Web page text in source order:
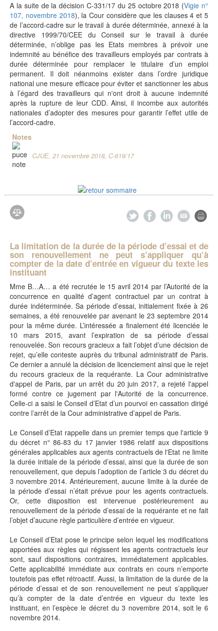
A la suite de la décision C-331/17 du 25 octobre 2018 (Vigie n°
107, novembre 2018), la Cour considère que les clauses 4 et 5
de l’accord-cadre sur le travail à durée déterminée, annexé à la
directive 1999/70/CEE du Conseil sur le travail à durée
déterminée, n’oblige pas les Etats membres à prévoir une
indemnité au bénéfice des travailleurs employés par contrats à
durée déterminée pour remplacer le titulaire d’un emploi
permanent. Il doit néanmoins exister dans l’ordre juridique
national une mesure efficace pour éviter et sanctionner les abus
à l’égard des travailleurs qui n'ont droit à aucune indemnité
après la rupture de leur CDD. Ainsi, il incombe aux autorités
nationales d’adopter des mesures pour garantir l’effet utile de
l’accord-cadre.
Notes
CJUE, 21 novembre 2018, C-619/17
La limitation de la durée de la période d’essai et de
son renouvellement ne peut s’appliquer qu’à
compter de la date d’entrée en vigueur du texte les
instituant
Mme B…A… a été recrutée le 15 avril 2014 par l’Autorité de la
concurrence en qualité d’agent contractuel par un contrat à
durée indéterminée. Sa période d’essai, initialement fixée à 26
semaines, a été renouvelée par avenant le 23 septembre 2014
pour la même durée. L’intéressée a finalement été licenciée le
10 mars 2015, avant l’expiration de sa période d’essai
renouvelée. Son recours gracieux a fait l’objet d’une décision de
rejet, qu’elle conteste auprès du tribunal administratif de Paris.
Ce dernier a annulé la décision de licenciement ainsi que le rejet
du recours gracieux de la requérante. La Cour administrative
d'appel de Paris, par un arrêt du 20 juin 2017, a rejeté l'appel
formé contre ce jugement par l'Autorité de la concurrence.
Celle-ci a saisi le Conseil d’Etat d’un pourvoi en cassation dirigé
contre l’arrêt de la Cour administrative d’appel de Paris.
Le Conseil d’Etat rappelle dans un premier temps que l'article 9
du décret n° 86-83 du 17 janvier 1986 relatif aux dispositions
générales applicables aux agents contractuels de l'Etat ne limite
la durée initiale de la période d’essai, ainsi que la durée de son
renouvellement, que depuis l’adoption de l’article 3 du décret du
3 novembre 2014. Antérieurement, aucune limite à la durée de
la période d’essai n’était prévue pour les agents contractuels.
Or, cette disposition est intervenue postérieurement au
renouvellement de la période d’essai de la requérante et ne fait
l’objet d’aucune règle particulière d’entrée en vigueur.
Le Conseil d’Etat pose le principe selon lequel les modifications
apportées aux règles qui régissent les agents contractuels leur
sont, sauf dispositions contraires, immédiatement applicables.
Cette applicabilité immédiate aux contrats en cours n’emporte
toutefois pas effet rétroactif. Aussi, la limitation de la durée de la
période d’essai et de son renouvellement ne peut s’appliquer
qu’à compter de la date d’entrée en vigueur du texte les
instituant, en l’espèce le décret du 3 novembre 2014, soit le 6
novembre 2014.